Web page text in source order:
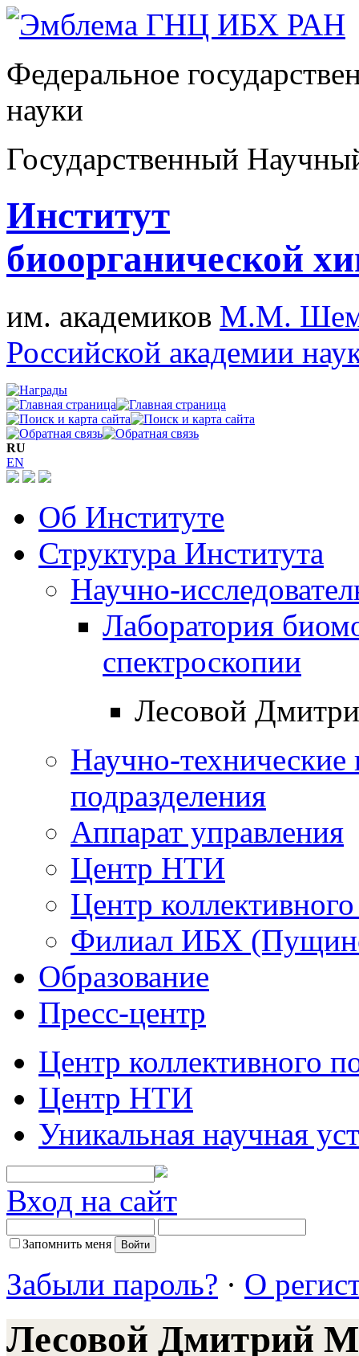
Федеральное
науки
Государственный
Институт
биоорганической
им. академиков М.М.
Российской академии
RU
EN
Об Институте
Структура Института
Научно-
Лаборатория
спектроскопии
Лесовой
Научно-технические
подразделения
Аппарат управления
Центр НТИ
Центр
Филиал ИБХ
Образование
Пресс-центр
Центр коллективного
Центр НТИ
Уникальная научная
Вход на сайт
Запомнить меня
Забыли пароль? · О
Лесовой Дмитрий